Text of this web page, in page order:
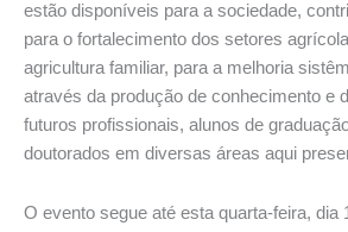
estão disponíveis para a sociedade,
para o fortalecimento dos setores
agricultura familiar, para a melhoria
através da produção de conhecimento e
futuros profissionais, alunos de
doutorados em diversas áreas aqui
O evento segue até esta quarta-feira, dia